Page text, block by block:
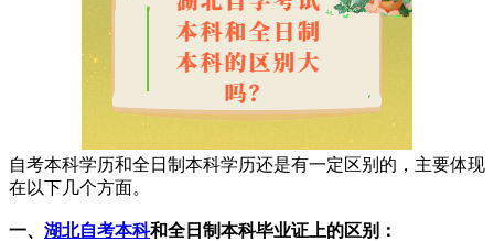
自考本科学历和全日制本科学历还是有一定区别的，主要体现
在以下几个方面。
一、 湖北自考本科和全日制本科毕业证上的区别：